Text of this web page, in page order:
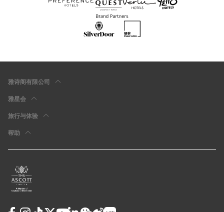
雅诗阁有限公司
雅星会
旅行与体验
帮助